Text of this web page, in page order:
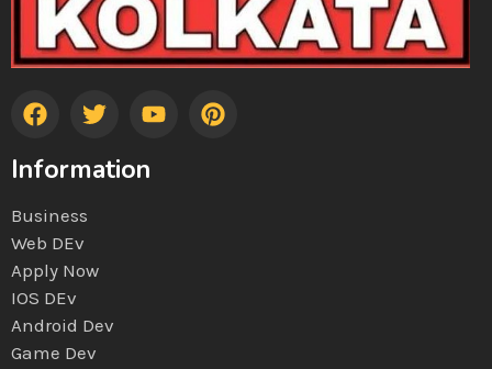
Information
Business
Web DEv
Apply Now
IOS DEv
Android Dev
Game Dev